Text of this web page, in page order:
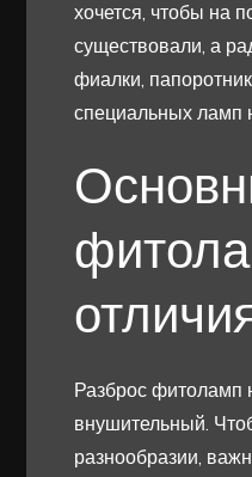
хочется, чтобы на
существовали, а
фиалки,
специальных ламп
Разброс фитоламп
внушительный.
разнообразии,